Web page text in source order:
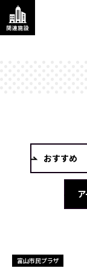
おすすめ
富山市民プラザ